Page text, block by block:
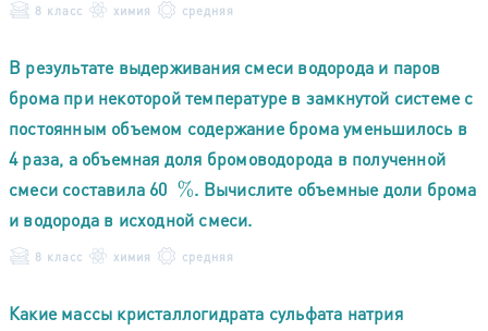
8 класс химия средняя
В результате выдерживания смеси водорода и паров
брома при некоторой температуре в замкнутой системе с
постоянным объемом содержание брома уменьшилось в
4 раза, а объемная доля бромоводорода в полученной
смеси составила 60 %. Вычислите объемные доли брома
и водорода в исходной смеси.
8 класс химия средняя
Какие массы кристаллогидрата сульфата натрия